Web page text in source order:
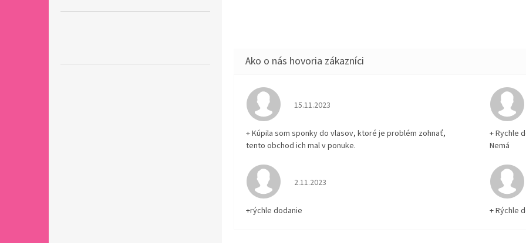
Hodnotenie obchodu je 5 z 5 hviezdičiek.
15.11.2023
+ Kúpila som sponky do vlasov, ktoré je problém zohnať,
tento obchod ich mal v ponuke.
+ Rychle
Nemá
Hodnotenie obchodu je 5 z 5 hviezdičiek.
2.11.2023
+rýchle dodanie + Rýchle